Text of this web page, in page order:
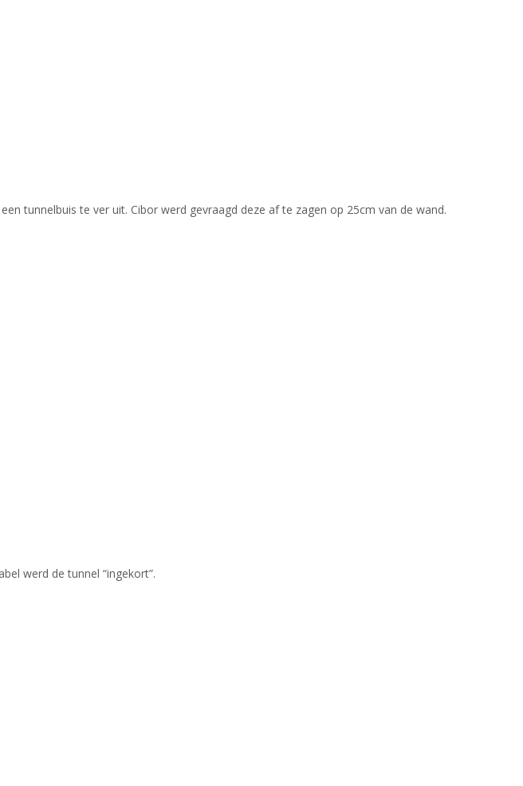
tunnelbuis te ver uit. Cibor werd gevraagd deze af te zagen op 25cm van de wand.
werd de tunnel “ingekort”.